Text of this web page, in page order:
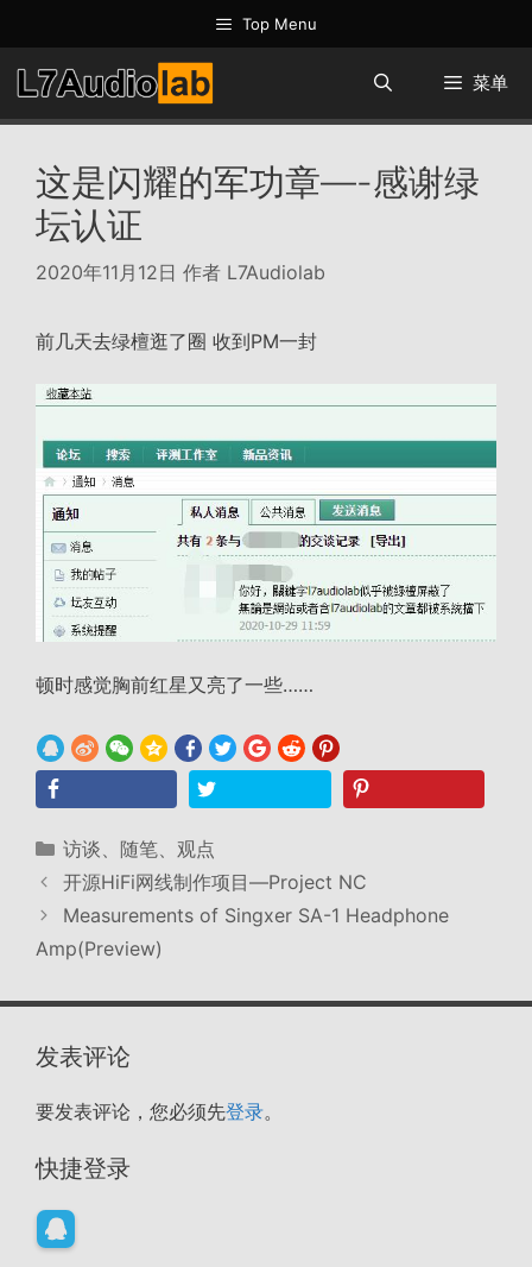
至
内
容
Top Menu
菜单
这是闪耀的军功章—-感谢绿
坛认证
2020年11月12日 作者 L7Audiolab
前几天去绿檀逛了圈 收到PM一封
顿时感觉胸前红星又亮了一些……
分
类
访谈、随笔、观点
开源HiFi网线制作项目—Project NC
Measurements of Singxer SA-1 Headphone
Amp(Preview)
发表评论
要发表评论，您必须先登录。
快捷登录